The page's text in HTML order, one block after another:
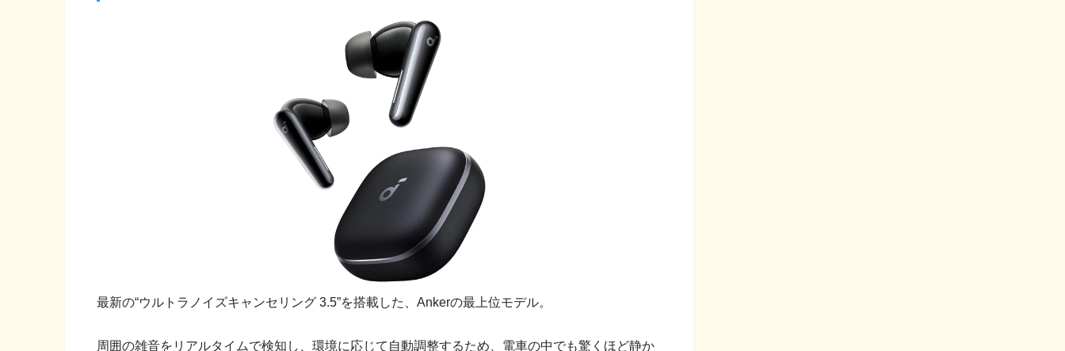
最新の“ウルトラノイズキャンセリング 3.5”を搭載した、Ankerの最上位モデル。
周囲の雑音をリアルタイムで検知し、環境に応じて自動調整するため、電車の中でも驚くほど静か